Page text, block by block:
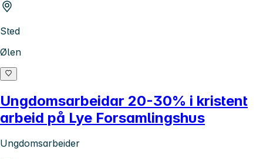
Sted
Ølen
Ungdomsarbeidar 20-30% i kristent
arbeid på Lye Forsamlingshus
Ungdomsarbeider